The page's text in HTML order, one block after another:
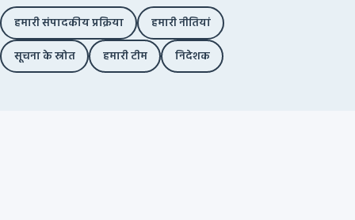
हमारी संपादकीय प्रक्रिया
हमारी नीतियां
सूचना के स्रोत
हमारी टीम निदेशक